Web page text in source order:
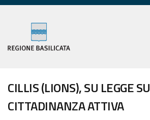
CILLIS (LIONS), SU LEGGE SU
CITTADINANZA ATTIVA